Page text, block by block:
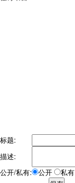
标题:
描述:
公开/私有:
公开 私有